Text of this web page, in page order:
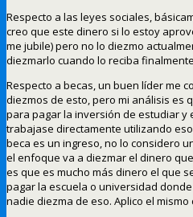
Respecto a las leyes sociales,
creo que este dinero si lo estoy
me jubile) pero no lo diezmo
diezmarlo cuando lo reciba
Respecto a becas, un buen líder me
diezmos de esto, pero mi análisis es
para pagar la inversión de estudiar y
trabajase directamente utilizando
beca es un ingreso, no lo considero
el enfoque va a diezmar el dinero
es que es mucho más dinero el que
pagar la escuela o universidad
nadie diezma de eso. Aplico el mismo